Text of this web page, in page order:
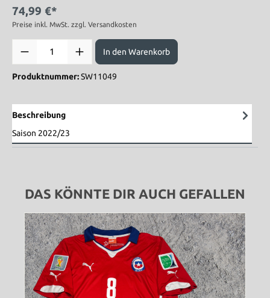
74,99 €*
Preise inkl. MwSt. zzgl. Versandkosten
In den Warenkorb
Produktnummer:SW11049
Beschreibung
Saison 2022/23
DAS KÖNNTE DIR AUCH GEFALLEN